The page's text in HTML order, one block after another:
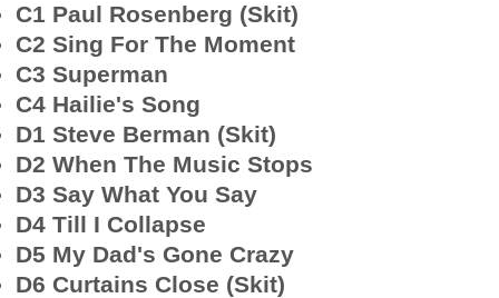
C1 Paul Rosenberg (Skit)
C2 Sing For The Moment
C3 Superman
C4 Hailie's Song
D1 Steve Berman (Skit)
D2 When The Music Stops
D3 Say What You Say
D4 Till I Collapse
D5 My Dad's Gone Crazy
D6 Curtains Close (Skit)